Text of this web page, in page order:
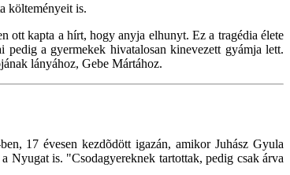
költeményeit is.
ott kapta a hírt, hogy anyja elhunyt. Ez a tragédia élete
a gyermekek hivatalosan kinevezett gyámja lett.
lányához, Gebe Mártához.
17 évesen kezdõdött igazán, amikor Juhász Gyula
Nyugat is. "Csodagyereknek tartottak, pedig csak árva